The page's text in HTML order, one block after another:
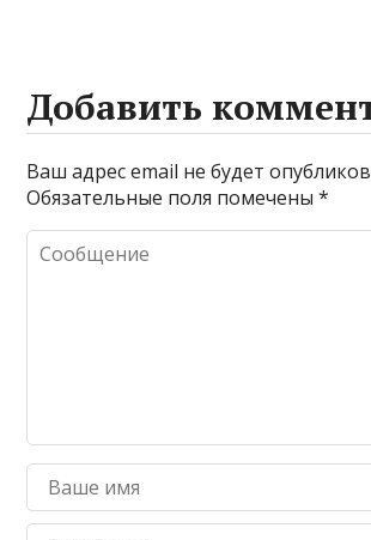
Добавить
Ваш адрес email не будет
Обязательные поля помечены*